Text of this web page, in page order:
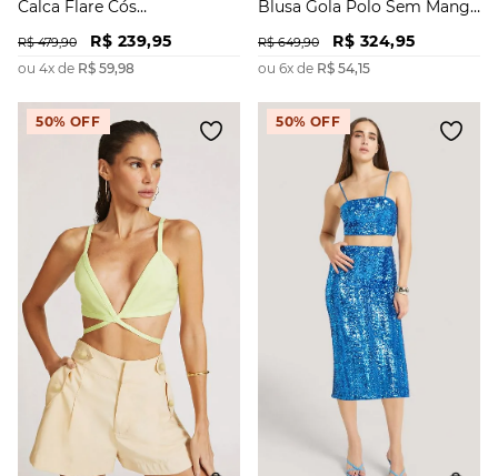
Calca Flare Cós
Frente
R$ 479,90 R$ 239,95
ou 4x de R$ 59,98
Blusa Gola Polo Sem Manga
R$ 649,90 R$ 324,95
ou 6x de R$ 54,15
50% OFF 50% OFF